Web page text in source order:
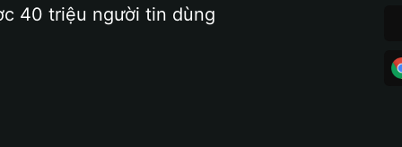
40 triệu người tin dùng